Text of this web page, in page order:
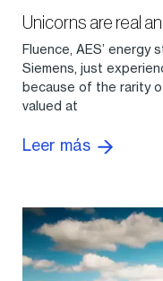
Unicorns are real
Fluence, AES’ energy
Siemens, just
because of the rarity
valued at
Leer más